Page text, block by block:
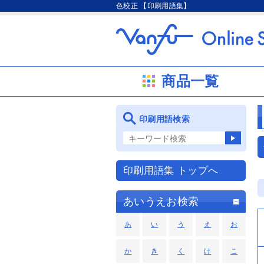
色校正 【印刷用語集】
商品一覧
印刷用語検索
印刷用語集 トップへ
あいうえお検索
あ い う え お
か き く け こ